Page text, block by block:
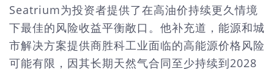
Seatrium为投资者提供了在高油价持续更久情境
下最佳的风险收益平衡敞口。他补充道，能源和城
市解决方案提供商胜科工业面临的高能源价格风险
可能有限，因其长期天然气合同至少持续到2028